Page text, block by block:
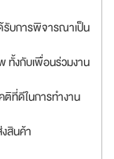
รับการพิจารณาเป็น
ทั้งกับเพื่อนร่วมงาน
ที่ดีในการทำงาน
งสินค้า